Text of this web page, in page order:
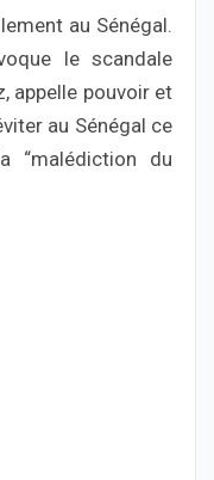
au Sénégal.
le scandale
appelle pouvoir et
au Sénégal ce
“malédiction du